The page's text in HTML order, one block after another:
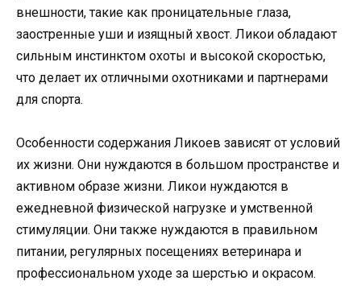
внешности, такие как проницательные глаза,
заостренные уши и изящный хвост. Ликои обладают
сильным инстинктом охоты и высокой скоростью,
что делает их отличными охотниками и партнерами
для спорта.
Особенности содержания Ликоев зависят от условий
их жизни. Они нуждаются в большом пространстве и
активном образе жизни. Ликои нуждаются в
ежедневной физической нагрузке и умственной
стимуляции. Они также нуждаются в правильном
питании, регулярных посещениях ветеринара и
профессиональном уходе за шерстью и окрасом.